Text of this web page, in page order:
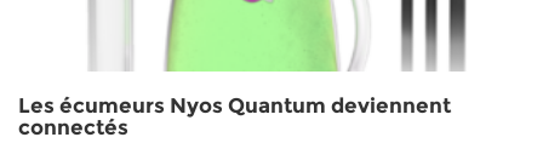
Les écumeurs Nyos Quantum deviennent
connectés